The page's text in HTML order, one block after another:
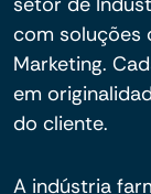
com soluções
Marketing.
em
do cliente.
A indústria